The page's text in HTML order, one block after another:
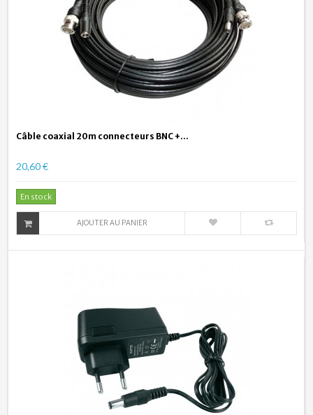
Câble coaxial 20m connecteurs BNC +...
20,60 €
En stock
AJOUTER AU PANIER